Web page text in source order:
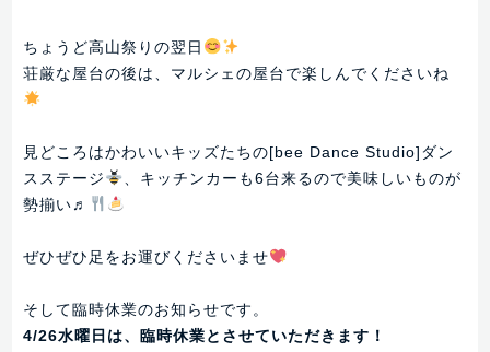
ちょうど高山祭りの翌日
荘厳な屋台の後は、マルシェの屋台で楽しんでくださいね
見どころはかわいいキッズたちの[bee Dance Studio]ダン
スステージ
、キッチンカーも6台来るので美味しいものが
勢揃い♬
ぜひぜひ足をお運びくださいませ
そして臨時休業のお知らせです。
4/26水曜日は、臨時休業とさせていただきます！